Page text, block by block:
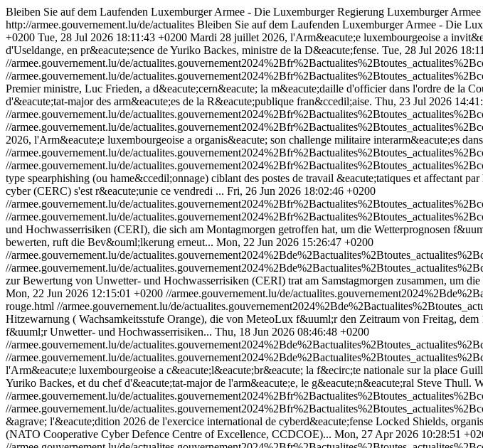
Bleiben Sie auf dem Laufenden Luxemburger Armee - Die Luxemburger Regierung Luxemburger
http://armee.gouvernement.lu/de/actualites Bleiben Sie auf dem Laufenden Luxemburger Armee - Die
+0200 Tue, 28 Jul 2026 18:11:43 +0200 Mardi 28 juillet 2026, l'Arm&eacute;e luxembourgeoise a
d'Useldange, en pr&eacute;sence de Yuriko Backes, ministre de la D&eacute;fense. Tue, 28 Jul 2026
//armee.gouvernement.lu/de/
//armee.gouvernement.lu/de/
Premier ministre, Luc Frieden, a d&eacute;cern&eacute; la m&eacute;daille d'officier dans l'ordre de la
d'&eacute;tat-major des arm&eacute;es de la R&eacute;publique fran&ccedil;aise. Thu, 23 Jul 2026
//armee.gouvernement.lu/de/
//armee.gouvernement.lu/de/
2026, l'Arm&eacute;e luxembourgeoise a organis&eacute; son challenge militaire interarm&eacute;es
//armee.gouvernement.lu/de/
//armee.gouvernement.lu/de/
type spearphishing (ou hame&ccedil;onnage) ciblant des postes de travail &eacute;tatiques et affectant
cyber (CERC) s'est r&eacute;unie ce vendredi ... Fri, 26 Jun 2026 18:02:46 +0200
//armee.gouvernement.lu/de/
//armee.gouvernement.lu/de/
und Hochwasserrisiken (CERI), die sich am Montagmorgen getroffen hat, um die Wetterprognosen
bewerten, ruft die Bev&ouml;lkerung erneut... Mon, 22 Jun 2026 15:26:47 +0200
//armee.gouvernement.lu/de/
//armee.gouvernement.lu/de/
zur Bewertung von Unwetter- und Hochwasserrisiken (CERI) trat am Samstagmorgen zusammen, um
Mon, 22 Jun 2026 12:15:01 +0200 //armee.gouvernement.lu/de/
rouge.html //armee.gouvernement.lu/de/
Hitzewarnung ( Wachsamkeitsstufe Orange), die von MeteoLux f&uuml;r den Zeitraum von Freitag,
f&uuml;r Unwetter- und Hochwasserrisiken... Thu, 18 Jun 2026 08:46:48 +0200
//armee.gouvernement.lu/de/
//armee.gouvernement.lu/de/
l'Arm&eacute;e luxembourgeoise a c&eacute;l&eacute;br&eacute; la f&ecirc;te nationale sur la place
Yuriko Backes, et du chef d'&eacute;tat-major de l'arm&eacute;e, le g&eacute;n&eacute;ral Steve Thull.
//armee.gouvernement.lu/de/
//armee.gouvernement.lu/de/
&agrave; l'&eacute;dition 2026 de l'exercice international de cyberd&eacute;fense Locked Shields,
(NATO Cooperative Cyber Defence Centre of Excellence, CCDCOE)... Mon, 27 Apr 2026 10:28:51